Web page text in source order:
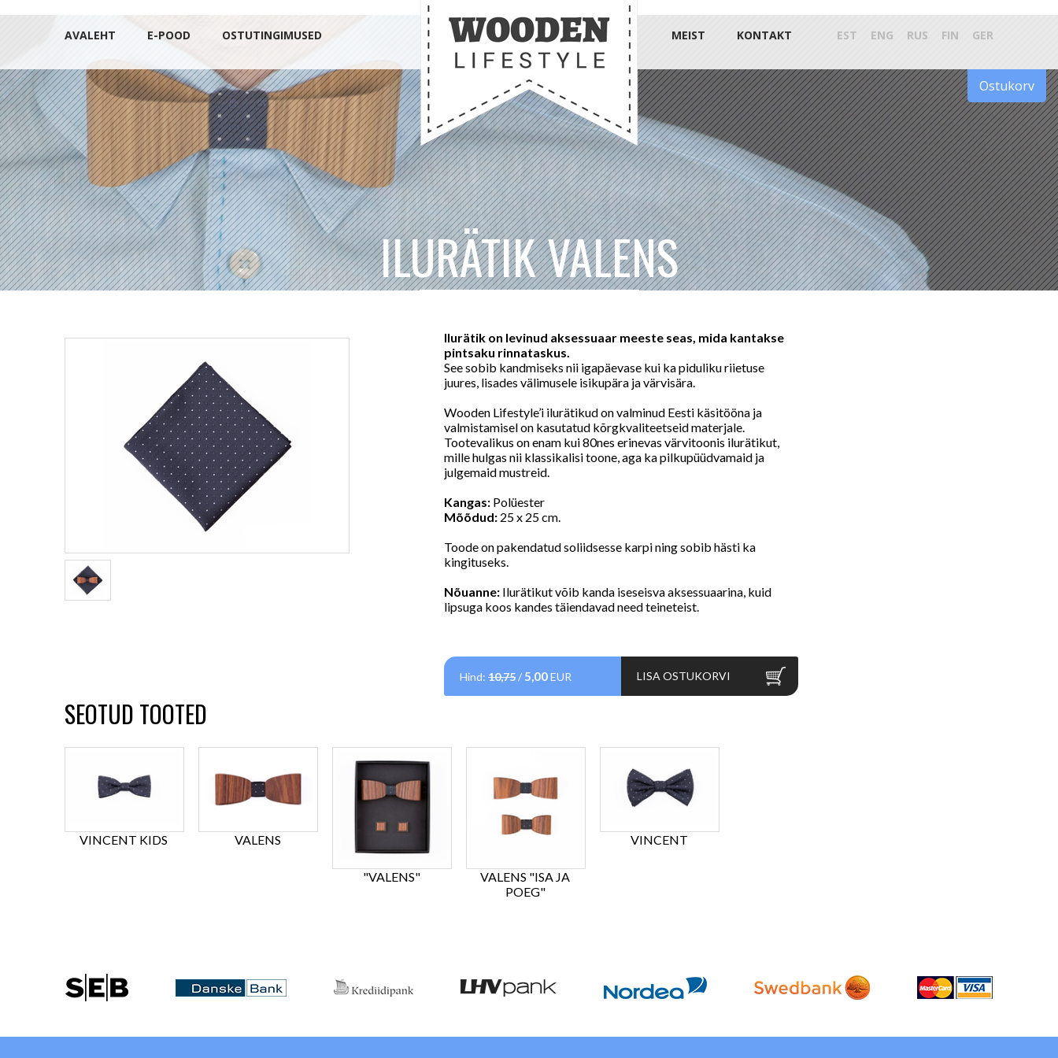
AVALEHT E-POOD OSTUTINGIMUSED MEIST KONTAKT EST ENG RUS FIN GER
Ostukorv
ILURÄTIK VALENS
Ilurätik on levinud aksessuaar meeste seas, mida kantakse
pintsaku rinnataskus.
See sobib kandmiseks nii igapäevase kui ka piduliku riietuse
juures, lisades välimusele isikupära ja värvisära.
Wooden Lifestyle’i ilurätikud on valminud Eesti käsitööna ja
valmistamisel on kasutatud kõrgkvaliteetseid materjale.
Tootevalikus on enam kui 80nes erinevas värvitoonis ilurätikut,
mille hulgas nii klassikalisi toone, aga ka pilkupüüdvamaid ja
julgemaid mustreid.
Kangas: Polüester
Mõõdud: 25 x 25 cm.
Toode on pakendatud soliidsesse karpi ning sobib hästi ka
kingituseks.
Nõuanne: Ilurätikut võib kanda iseseisva aksessuaarina, kuid
lipsuga koos kandes täiendavad need teineteist.
Hind: 10,75/ 5,00EUR LISA OSTUKORVI
SEOTUD TOOTED
VINCENT KIDS VALENS
"VALENS"
VALENS "ISA JA
POEG"
VINCENT